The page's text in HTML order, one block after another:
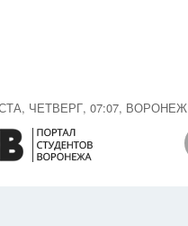
ЧЕТВЕРГ, 07:07, ВОРОНЕЖ